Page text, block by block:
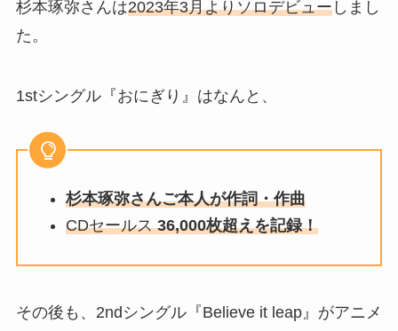
杉本琢弥さんは2023年3月よりソロデビューしまし
た。
1stシングル『おにぎり』はなんと、
杉本琢弥さんご本人が作詞・作曲
CDセールス36,000枚超えを記録！
その後も、2ndシングル『Believe it leap』がアニメ